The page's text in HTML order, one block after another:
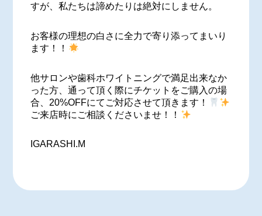
すが、私たちは諦めたりは絶対にしません。
お客様の理想の白さに全力で寄り添ってまいり
ます！！
他サロンや歯科ホワイトニングで満足出来なか
った方、通って頂く際にチケットをご購入の場
合、20%OFFにてご対応させて頂きます！
ご来店時にご相談くださいませ！！
IGARASHI.M